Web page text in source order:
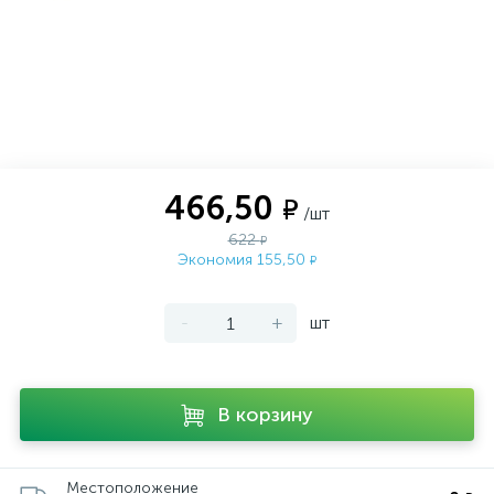
466,50 ₽ /шт
622₽
Экономия 155,50 ₽
- + шт
В корзину
Местоположение